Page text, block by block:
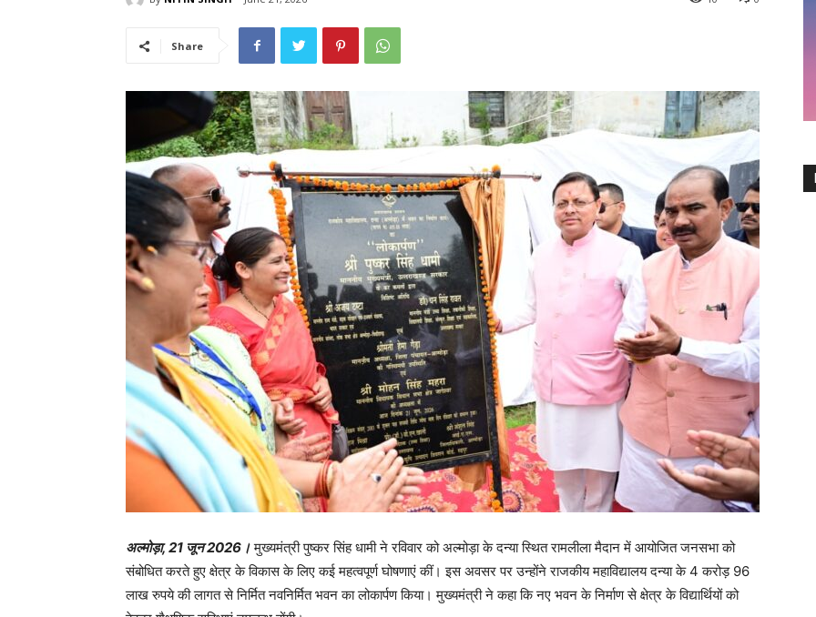
Share
अल्मोड़ा, 21 जून 2026।मुख्यमंत्री पुष्कर सिंह धामी ने रविवार को अल्मोड़ा के दन्या स्थित रामलीला मैदान में आयोजित जनसभा को
संबोधित करते हुए क्षेत्र के विकास के लिए कई महत्वपूर्ण घोषणाएं कीं। इस अवसर पर उन्होंने राजकीय महाविद्यालय दन्या के 4 करोड़ 96
लाख रुपये की लागत से निर्मित नवनिर्मित भवन का लोकार्पण किया। मुख्यमंत्री ने कहा कि नए भवन के निर्माण से क्षेत्र के विद्यार्थियों को